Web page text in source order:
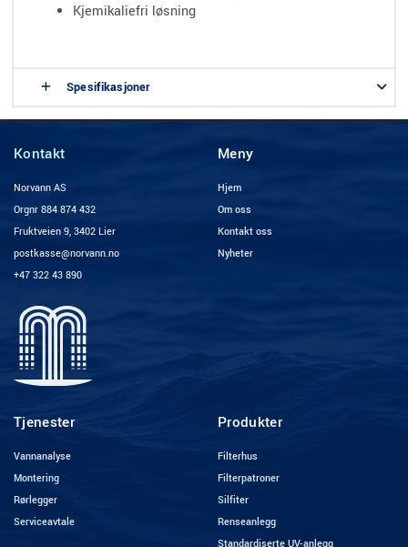
Kjemikaliefri løsning
Spesifikasjoner
Kontakt
Norvann AS
Orgnr 884 874 432
Fruktveien 9, 3402 Lier
postkasse@norvann.no
+47 322 43 890
Meny
Hjem
Om oss
Kontakt oss
Nyheter
Tjenester
Vannanalyse
Montering
Rørlegger
Serviceavtale
Produkter
Filterhus
Filterpatroner
Silfiter
Renseanlegg
Standardiserte UV-anlegg